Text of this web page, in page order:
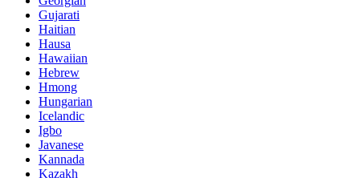
Gujarati
Haitian
Hausa
Hawaiian
Hebrew
Hmong
Hungarian
Icelandic
Igbo
Javanese
Kannada
Kazakh